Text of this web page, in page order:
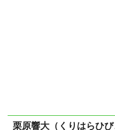
栗原響大（くりはらひ